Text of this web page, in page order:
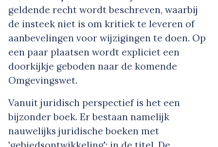
geldende recht wordt beschreven, waarbij
de insteek niet is om kritiek te leveren of
aanbevelingen voor wijzigingen te doen. Op
een paar plaatsen wordt expliciet een
doorkijkje geboden naar de komende
Omgevingswet.
Vanuit juridisch perspectief is het een
bijzonder boek. Er bestaan namelijk
nauwelijks juridische boeken met